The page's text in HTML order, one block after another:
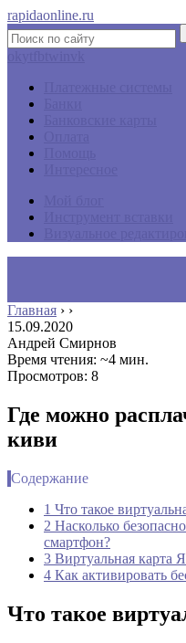
rapidaonline.ru
Главная › ›
15.09.2020
Андрей Смирнов
Время чтения: ~4 мин.
Просмотров: 8
Где можно
киви
Содержание
1 Что такое
2 Насколько
смартфон?
3 Виртуальная карта
4 Как активировать
Что такое